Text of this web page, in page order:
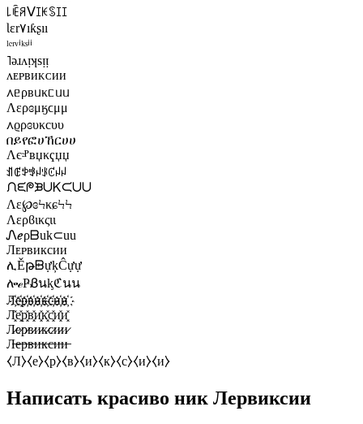
꒒ꍟꋪᐯꀤꀘꌗꀤꀤ
Ɩɛr۷ıƙʂıı
ˡᵉʳᵛⁱᵏˢⁱⁱ
˥ǝɹʌᴉʞsᴉᴉ
ᴧᴇᴩʙиᴋᴄии
᧘ᥱρʙᥙκᥴᥙᥙ
Λερɞμӄϲμμ
᧘ϱρɞυκсυυ
በይየፎሀኸርሀሀ
Ʌєⱀʙџκҁџџ
ꀊꂅꉣꃃꈤꂪꊐꈤꈤ
ᙁᙓᖘᙖᑌᏦᙅᑌᑌ
Λɛ℘ɞϞκɕϞϞ
Λερϐικςιι
Ꮑℯρᗷuk⊂uu
Лᴇᴘвиксии
ሊĚթᗸựķĈựự
ሎℯҎᏰนᶄℭนน
Л҉е҉р҉в҉и҉к҉с҉и҉и҉
Л͓̽е͓̽р͓̽в͓̽и͓̽к͓̽с͓̽и͓̽и͓̽
Л̷е̷р̷в̷и̷к̷с̷и̷и̷
Л̶е̶р̶в̶и̶к̶с̶и̶и̶
⧼Л⧽⧼е⧽⧼р⧽⧼в⧽⧼и⧽⧼к⧽⧼с⧽⧼и⧽⧼и⧽
Написать красиво ник Лервиксии